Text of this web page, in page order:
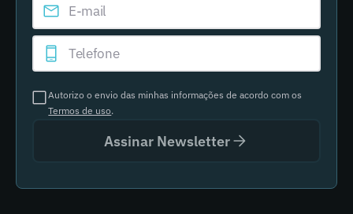
Autorizo o envio das minhas informações de acordo com os
Termos de uso.
Assinar Newsletter